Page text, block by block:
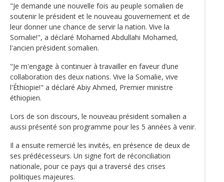
"Je demande une nouvelle fois au peuple somalien de
soutenir le président et le nouveau gouvernement et de
leur donner une chance de servir la nation. Vive la
Somalie!", a déclaré Mohamed Abdullahi Mohamed,
l'ancien président somalien.
"Je m'engage à continuer à travailler en faveur d’une
collaboration des deux nations. Vive la Somalie, vive
l'Éthiopie!" a déclaré Abiy Ahmed, Premier ministre
éthiopien.
Lors de son discours, le nouveau président somalien a
aussi présenté son programme pour les 5 années à venir.
Il a ensuite remercié les invités, en présence de deux de
ses prédécesseurs. Un signe fort de réconciliation
nationale, pour ce pays qui a traversé des crises
politiques majeures.